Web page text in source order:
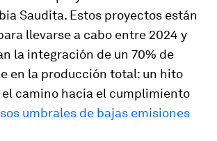
Saudita. Estos proyectos están
llevarse a cabo entre 2024 y
la integración de un 70% de
en la producción total: un hito
camino hacia el cumplimiento
umbrales de bajas emisiones